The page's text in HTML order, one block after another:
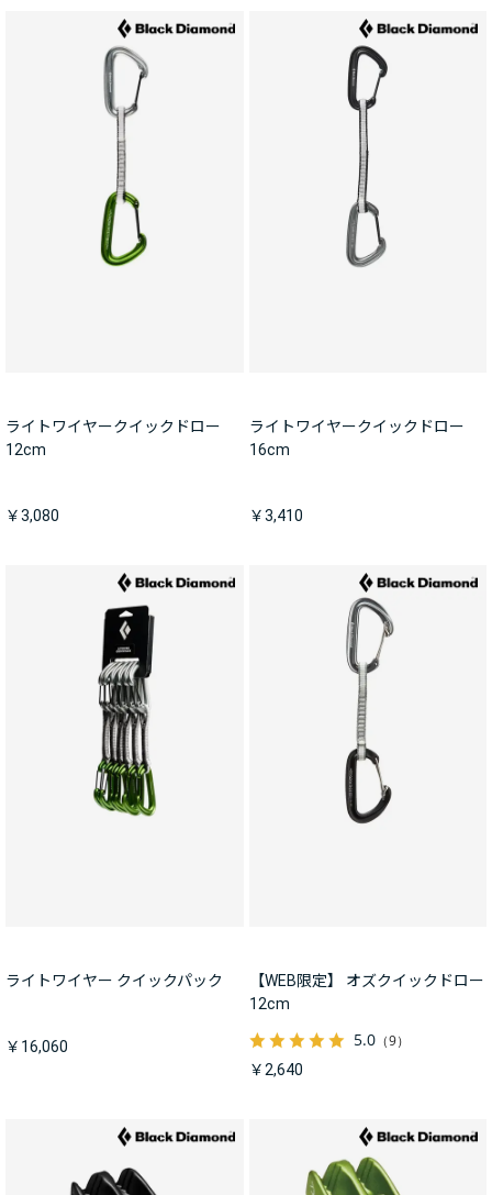
ライトワイヤークイックドロー
12cm
￥3,080
ライトワイヤークイックドロー
16cm
￥3,410
ライトワイヤー クイックパック
￥16,060
【WEB限定】 オズクイックドロー
12cm
5.0（9）
￥2,640